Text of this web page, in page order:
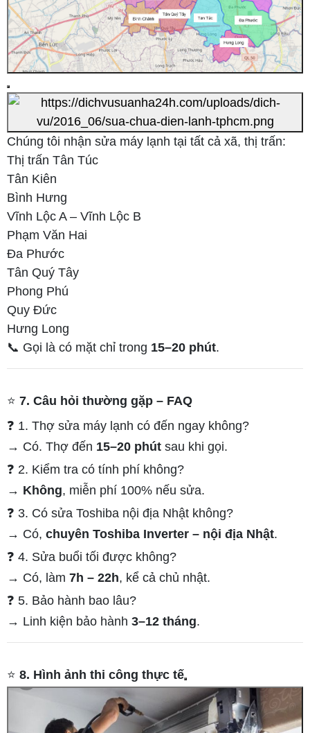
Chúng tôi nhận sửa máy lạnh tại tất cả xã, thị trấn:
Thị trấn Tân Túc
Tân Kiên
Bình Hưng
Vĩnh Lộc A – Vĩnh Lộc B
Phạm Văn Hai
Đa Phước
Tân Quý Tây
Phong Phú
Quy Đức
Hưng Long
📞 Gọi là có mặt chỉ trong 15–20 phút.
⭐ 7. Câu hỏi thường gặp – FAQ
❓ 1. Thợ sửa máy lạnh có đến ngay không?
→ Có. Thợ đến 15–20 phút sau khi gọi.
❓ 2. Kiểm tra có tính phí không?
→ Không, miễn phí 100% nếu sửa.
❓ 3. Có sửa Toshiba nội địa Nhật không?
→ Có, chuyên Toshiba Inverter – nội địa Nhật.
❓ 4. Sửa buổi tối được không?
→ Có, làm 7h – 22h, kể cả chủ nhật.
❓ 5. Bảo hành bao lâu?
→ Linh kiện bảo hành 3–12 tháng.
⭐ 8. Hình ảnh thi công thực tế